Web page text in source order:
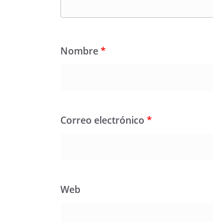
Nombre*
Correo electrónico *
Web